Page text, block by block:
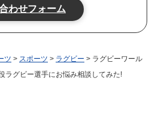
ツ > スポーツ > ラグビー > ラグビーワール
ラグビー選手にお悩み相談してみた!